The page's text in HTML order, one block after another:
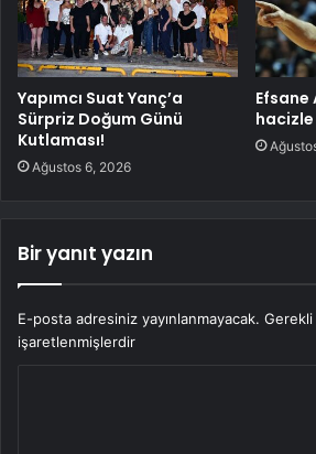
Yapımcı Suat Yanç’a
Sürpriz Doğum Günü
Kutlaması!
Ağustos 6, 2026
Bir yanıt yazın
E-posta adresiniz yayınlanmayacak. Gerekli
işaretlenmişlerdir